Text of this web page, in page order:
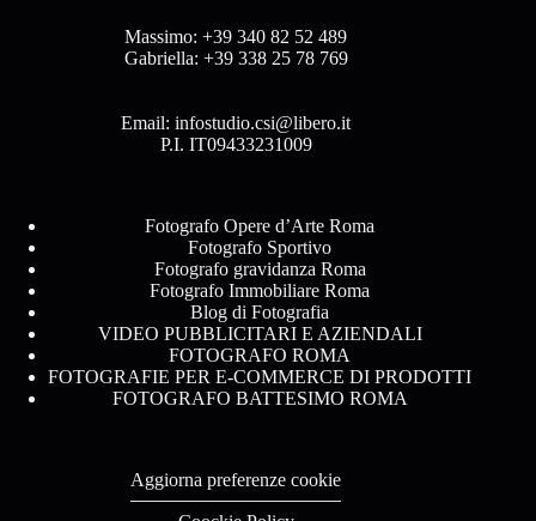
Massimo: +39 340 82 52 489
Gabriella: +39 338 25 78 769
Email:infostudio.csi@libero.it
P.I. IT09433231009
Fotografo Opere d’Arte Roma
Fotografo Sportivo
Fotografo gravidanza Roma
Fotografo Immobiliare Roma
Blog di Fotografia
VIDEO PUBBLICITARI E AZIENDALI
FOTOGRAFO ROMA
FOTOGRAFIE PER E-COMMERCE DI PRODOTTI
FOTOGRAFO BATTESIMO ROMA
Aggiorna preferenze cookie